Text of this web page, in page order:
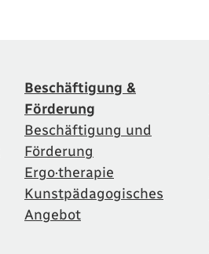
Beschäftigung &
Förderung
Beschäftigung und
Förderung
Ergo·therapie
Kunstpädagogisches
Angebot